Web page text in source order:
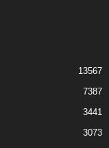
13567
7387
3441
3073